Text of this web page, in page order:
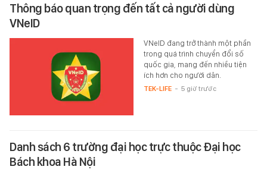
Thông báo quan trọng đến tất cả người dùng
VNeID
VNeID đang trở thành một phần
trong quá trình chuyển đổi số
quốc gia, mang đến nhiều tiện
ích hơn cho người dân.
TEK-LIFE - 5 giờ trước
Danh sách 6 trường đại học trực thuộc Đại học
Bách khoa Hà Nội